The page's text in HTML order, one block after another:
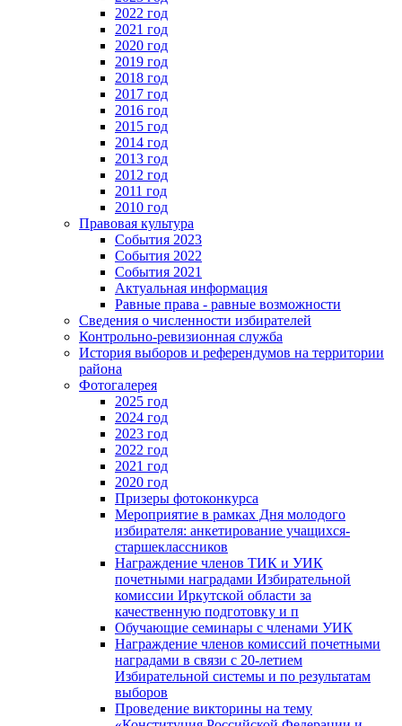
2022 год
2021 год
2020 год
2019 год
2018 год
2017 год
2016 год
2015 год
2014 год
2013 год
2012 год
2011 год
2010 год
Правовая культура
События 2023
События 2022
События 2021
Актуальная информация
Равные права - равные возможности
Сведения о численности избирателей
Контрольно-ревизионная служба
История выборов и референдумов на территории
района
Фотогалерея
2025 год
2024 год
2023 год
2022 год
2021 год
2020 год
Призеры фотоконкурса
Мероприятие в рамках Дня молодого
избирателя: анкетирование учащихся-
старшеклассников
Награждение членов ТИК и УИК
почетными наградами Избирательной
комиссии Иркутской области за
качественную подготовку и п
Обучающие семинары с членами УИК
Награждение членов комиссий почетными
наградами в связи с 20-летием
Избирательной системы и по результатам
выборов
Проведение викторины на тему